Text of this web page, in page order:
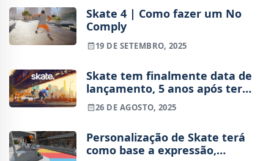
Skate 4 | Como fazer um No
Comply
19 DE SETEMBRO, 2025
Skate tem finalmente data de
lançamento, 5 anos após ter
sido revelado
26 DE AGOSTO, 2025
Personalização de Skate terá
como base a expressão,